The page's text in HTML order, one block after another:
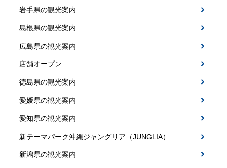
岩手県の観光案内
島根県の観光案内
広島県の観光案内
店舗オープン
徳島県の観光案内
愛媛県の観光案内
愛知県の観光案内
新テーマパーク沖縄ジャングリア（JUNGLIA）
新潟県の観光案内